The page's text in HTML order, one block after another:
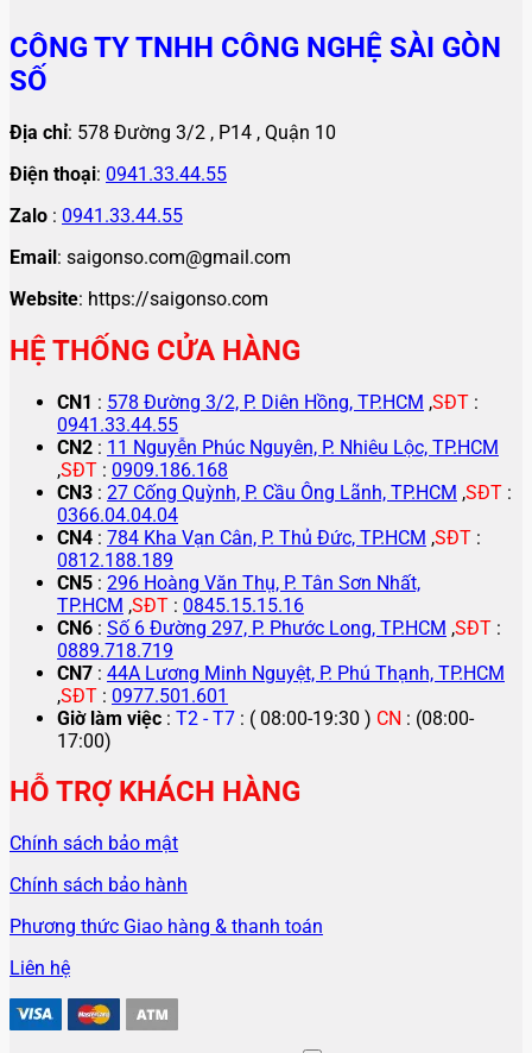
CÔNG TY TNHH CÔNG NGHỆ SÀI GÒN
SỐ
Địa chỉ: 578 Đường 3/2 , P14 , Quận 10
Điện thoại: 0941.33.44.55
Zalo : 0941.33.44.55
Email: saigonso.com@gmail.com
Website: https://saigonso.com
HỆ THỐNG CỬA HÀNG
CN1 : 578 Đường 3/2, P. Diên Hồng, TP.HCM ,SĐT :
0941.33.44.55
CN2 : 11 Nguyễn Phúc Nguyên, P. Nhiêu Lộc, TP.HCM
,SĐT : 0909.186.168
CN3 : 27 Cống Quỳnh, P. Cầu Ông Lãnh, TP.HCM ,SĐT :
0366.04.04.04
CN4 : 784 Kha Vạn Cân, P. Thủ Đức, TP.HCM ,SĐT :
0812.188.189
CN5 : 296 Hoàng Văn Thụ, P. Tân Sơn Nhất,
TP.HCM ,SĐT : 0845.15.15.16
CN6 : Số 6 Đường 297, P. Phước Long, TP.HCM ,SĐT :
0889.718.719
CN7 : 44A Lương Minh Nguyệt, P. Phú Thạnh, TP.HCM
,SĐT : 0977.501.601
Giờ làm việc : T2 - T7 : ( 08:00-19:30 ) CN : (08:00-
17:00)
HỖ TRỢ KHÁCH HÀNG
Chính sách bảo mật
Chính sách bảo hành
Phương thức Giao hàng & thanh toán
Liên hệ